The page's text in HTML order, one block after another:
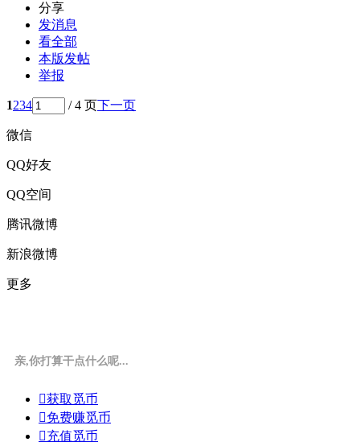
分享
发消息
看全部
本版发帖
举报
1234 / 4 页下一页
微信
QQ好友
QQ空间
腾讯微博
新浪微博
更多
亲,你打算干点什么呢...
获取觅币
免费赚觅币
充值觅币